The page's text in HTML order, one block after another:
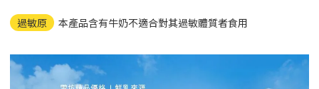
過敏原 本產品含有牛奶不適合對其過敏體質者食用